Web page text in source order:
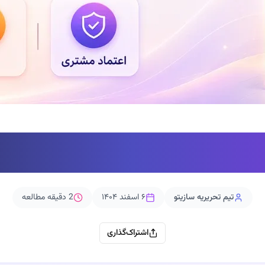
تیم تحریریه سازیتو ۶ اسفند ۱۴۰۴ 2 دقیقه مطالعه
اشتراک‌گذاری